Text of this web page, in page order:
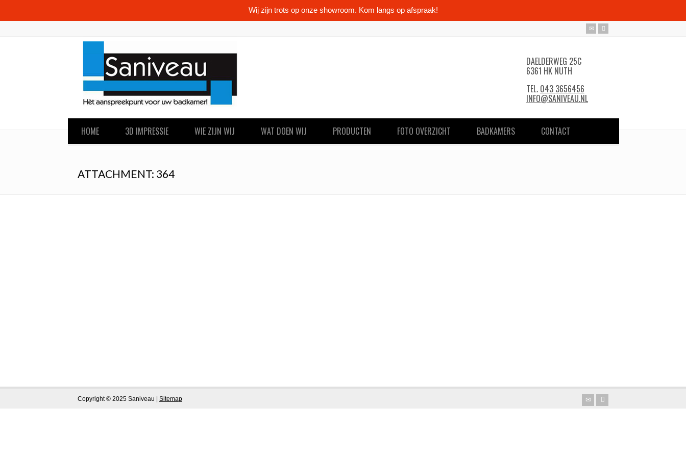
Wij zijn trots op onze showroom. Kom langs op afspraak!
DAELDERWEG 25C
6361 HK NUTH
TEL. 043 3656456
INFO@SANIVEAU.NL
HOME 3D IMPRESSIE WIE ZIJN WIJ WAT DOEN WIJ PRODUCTEN FOTO OVERZICHT BADKAMERS CONTACT
ATTACHMENT: 364
Copyright © 2025 Saniveau | Sitemap